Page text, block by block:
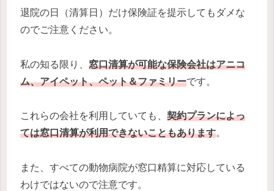
退院の日（清算日）だけ保険証を提示してもダメな
のでご注意ください。
私の知る限り、 窓口清算が可能な保険会社はアニコ
ム、アイペット、ペット＆ファミリーです。
これらの会社を利用していても、 契約プランによっ
ては窓口清算が利用できないこともあります。
また、すべての動物病院が窓口精算に対応している
わけではないので注意です。